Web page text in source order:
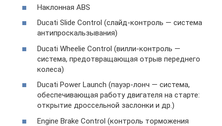
Наклонная ABS
Ducati Slide Control (слайд-контроль — система
антипроскальзывания)
Ducati Wheelie Control (вилли-контроль —
система, предотвращающая отрыв переднего
колеса)
Ducati Power Launch (пауэр-лонч — система,
обеспечивающая работу двигателя на старте:
открытие дроссельной заслонки и др.)
Engine Brake Control (контроль торможения